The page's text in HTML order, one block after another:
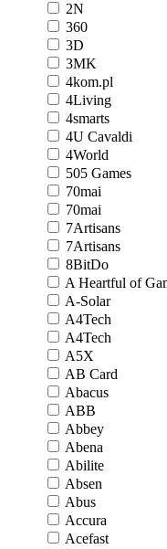
2N
360
3D
3MK
4kom.pl
4Living
4smarts
4U Cavaldi
4World
505 Games
70mai
70mai
7Artisans
7Artisans
8BitDo
A Heartful of
A-Solar
A4Tech
A4Tech
A5X
AB Card
Abacus
ABB
Abbey
Abena
Abilite
Absen
Abus
Accura
Acefast